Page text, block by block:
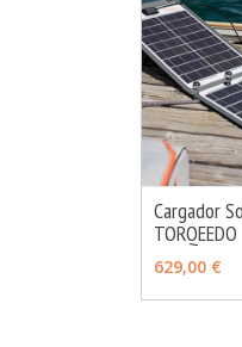
AÑADIR
Cargador
TORQEEDO
629,00 €